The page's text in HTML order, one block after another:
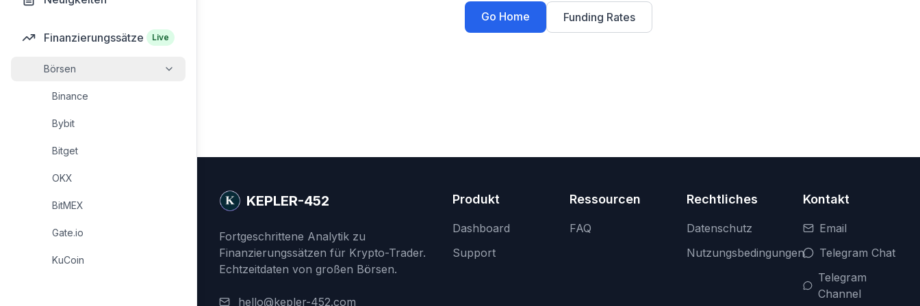
Finanzierungssätze Live
Börsen
Binance
Bybit
Bitget
OKX
BitMEX
Gate.io
KuCoin
Go Home Funding Rates
KEPLER-452
Fortgeschrittene Analytik zu
Finanzierungssätzen für Krypto-Trader.
Echtzeitdaten von großen Börsen.
hello@kepler-452.com
Produkt
Dashboard
Support
Ressourcen
FAQ
Rechtliches
Datenschutz
Nutzungsbedingungen
Kontakt
Email
Telegram Chat
Telegram
Channel